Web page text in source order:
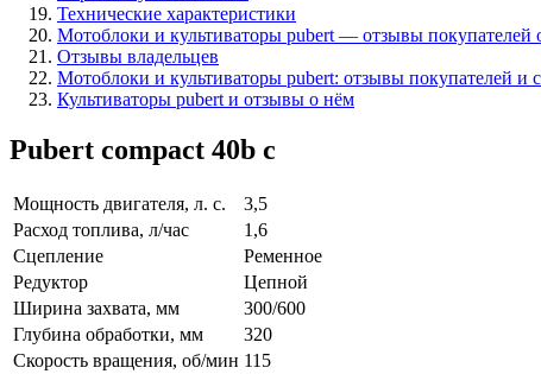
Технические характеристики
Мотоблоки и культиваторы pubert — отзывы покупателей
Отзывы владельцев
Мотоблоки и культиваторы pubert: отзывы покупателей и
Культиваторы pubert и отзывы о нём
Pubert compact 40b c
Мощность двигателя, л. с.
3,5
Расход топлива, л/час
1,6
Сцепление
Ременное
Редуктор
Цепной
Ширина захвата, мм
300/600
Глубина обработки, мм
320
Скорость вращения, об/мин 115